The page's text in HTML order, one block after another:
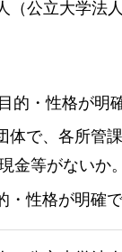
（公立大学法
・性格が明
で、各所管
金等がないか。
性格が明確